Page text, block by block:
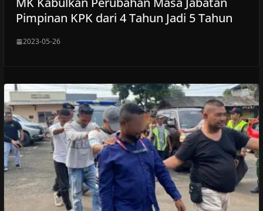
Pimpinan KPK dari 4 Tahun Jadi 5 Tahun
2023-05-26